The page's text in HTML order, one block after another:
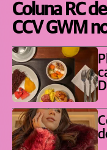
Coluna RC
CCV GWM